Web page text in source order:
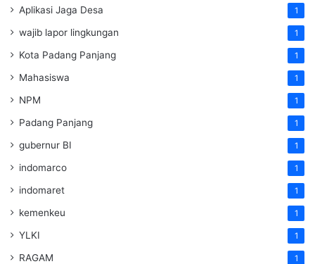
Aplikasi Jaga Desa 1
wajib lapor lingkungan 1
Kota Padang Panjang 1
Mahasiswa 1
NPM 1
Padang Panjang 1
gubernur BI 1
indomarco 1
indomaret 1
kemenkeu 1
YLKI 1
RAGAM 1